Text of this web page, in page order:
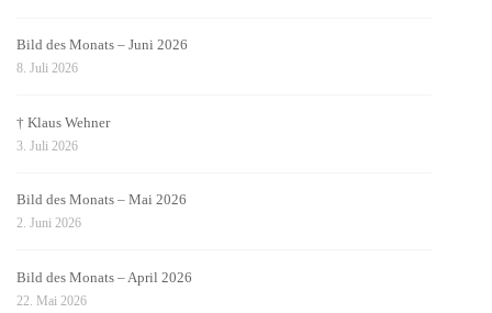
Bild des Monats – Juni 2026
8. Juli 2026
† Klaus Wehner
3. Juli 2026
Bild des Monats – Mai 2026
2. Juni 2026
Bild des Monats – April 2026
22. Mai 2026